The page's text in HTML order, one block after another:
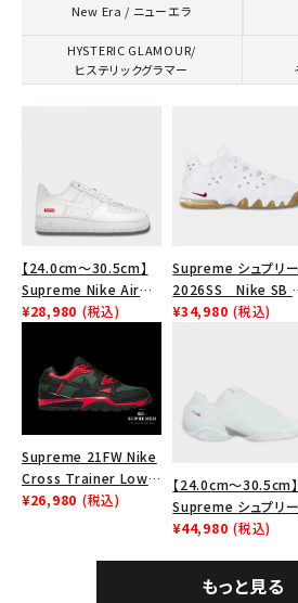
New Era / ニューエラ
HYSTERIC GLAMOUR/
ヒステリックグラマー
【24.0cm～30.5cm】
Supreme Nike Air
Force 1 Low シュプリ
ス１スニーカー シュー
ズ ホワイト
¥28,980 (税込)
Supreme シュプリ
2026SS Nike SB
Max 2 CB 94 Low
¥34,980 (税込)
Supreme 21FW Nike
Cross Trainer Low
ナイキクロストレイナー
¥26,980 (税込)
【24.0cm～30.5cm】
Supreme シュプリ
2023AW Nike
ー ホワイト 白
¥44,980 (税込)
もっと見る